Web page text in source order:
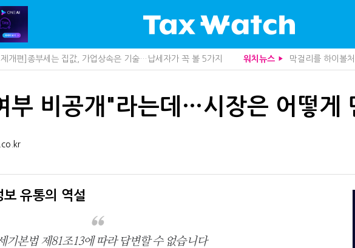
개편]종부세는 집값, 가업상속은 기술…납세자가 꼭 볼 5가지
개편]10년 실거주도 불안…1주택자 세 부담 어떻게 달라질까
관, 이제 제품이 아니라 공급망을 본다
앙정부 돈으로만 못 산다…지자체도 '경영'의 시대
7급은 문제"...인사로 답한 임광현 국세청장
까지 막을까"…전문가가 본 가업상속공제 개편 우려
술 어울릴까?…국세청이 K-푸드 꺼낸 까닭
폼 문제 해결될 것"…세무사회 진단, 왜
더 원천징수 세금 인하…환급 플랫폼 수익성 악화될까
가 더 옥죈다…해외신탁 미신고 제보에 포상금
워치뉴스 ▶
막걸리를 하이볼
10년 실거주도 불
중앙정부 돈으로
영세 전통주 업체
미국 301조 新관
수상한 업체 1분
부 비공개"라는데…시장은 어떻게
유통의 역설
기본법 제81조13에 따라 답변할 수 없습니다